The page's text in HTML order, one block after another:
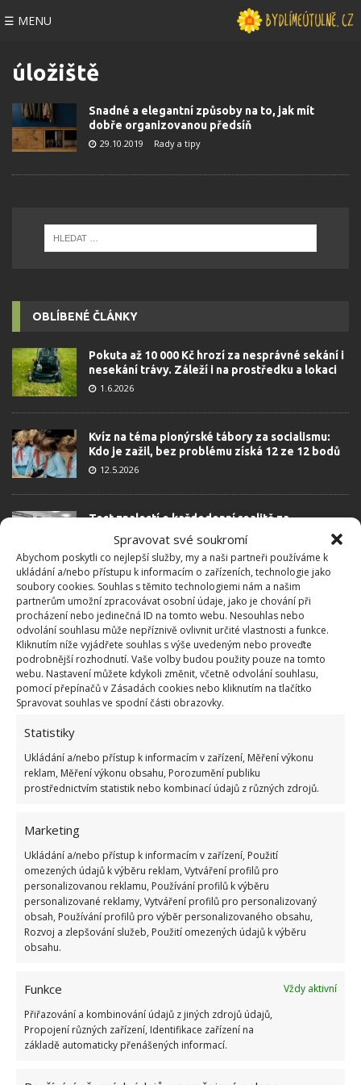
Spravovat své soukromí
Abychom poskytli co nejlepší služby, my a naši partneři používáme k
ukládání a/nebo přístupu k informacím o zařízeních, technologie jako
soubory cookies. Souhlas s těmito technologiemi nám a našim
partnerům umožní zpracovávat osobní údaje, jako je chování při
procházení nebo jedinečná ID na tomto webu. Nesouhlas nebo
odvolání souhlasu může nepříznivě ovlivnit určité vlastnosti a funkce.
Kliknutím níže vyjádřete souhlas s výše uvedeným nebo proveďte
podrobnější rozhodnutí. Vaše volby budou použity pouze na tomto
webu. Nastavení můžete kdykoli změnit, včetně odvolání souhlasu,
pomocí přepínačů v Zásadách cookies nebo kliknutím na tlačítko
Spravovat souhlas ve spodní části obrazovky.
Statistiky
Ukládání a/nebo přístup k informacím v zařízení, Měření výkonu
reklam, Měření výkonu obsahu, Porozumění publiku
prostřednictvím statistik nebo kombinací údajů z různých zdrojů.
Marketing
Ukládání a/nebo přístup k informacím v zařízení, Použití
omezených údajů k výběru reklam, Vytváření profilů pro
personalizovanou reklamu, Používání profilů k výběru
personalizované reklamy, Vytváření profilů pro personalizovaný
obsah, Používání profilů pro výběr personalizovaného obsahu,
Rozvoj a zlepšování služeb, Použití omezených údajů k výběru
obsahu.
Funkce
Vždy aktivní
Přiřazování a kombinování údajů z jiných zdrojů údajů,
Propojení různých zařízení, Identifikace zařízení na
základě automaticky přenášených informací.
☰ MENU
úložiště
Snadné a elegantní způsoby na to, jak mít
dobře organizovanou předsíň
29.10.2019 Rady a tipy
OBLÍBENÉ ČLÁNKY
Pokuta až 10 000 Kč hrozí za nesprávné sekání i
nesekání trávy. Záleží i na prostředku a lokaci
1.6.2026
Kvíz na téma pionýrské tábory za socialismu:
Kdo je zažil, bez problému získá 12 ze 12 bodů
12.5.2026
Test znalostí o každodenní realitě za
komunismu: 10 retro otázek ukáže, kdo má
dobrý přehled
23.6.2026
Retro kvíz o oblíbených autech v dobách
socialismu: Tehdejší řidiči musí získat 10 z 10
bodů
6.5.2026
ŽHAVÉ NOVINKY
Pokojové rostliny pro začátečníky, které jsou
nenáročné a něco vydrží
7.8.2026
způsoby, jak její měkkost promění váš úklid